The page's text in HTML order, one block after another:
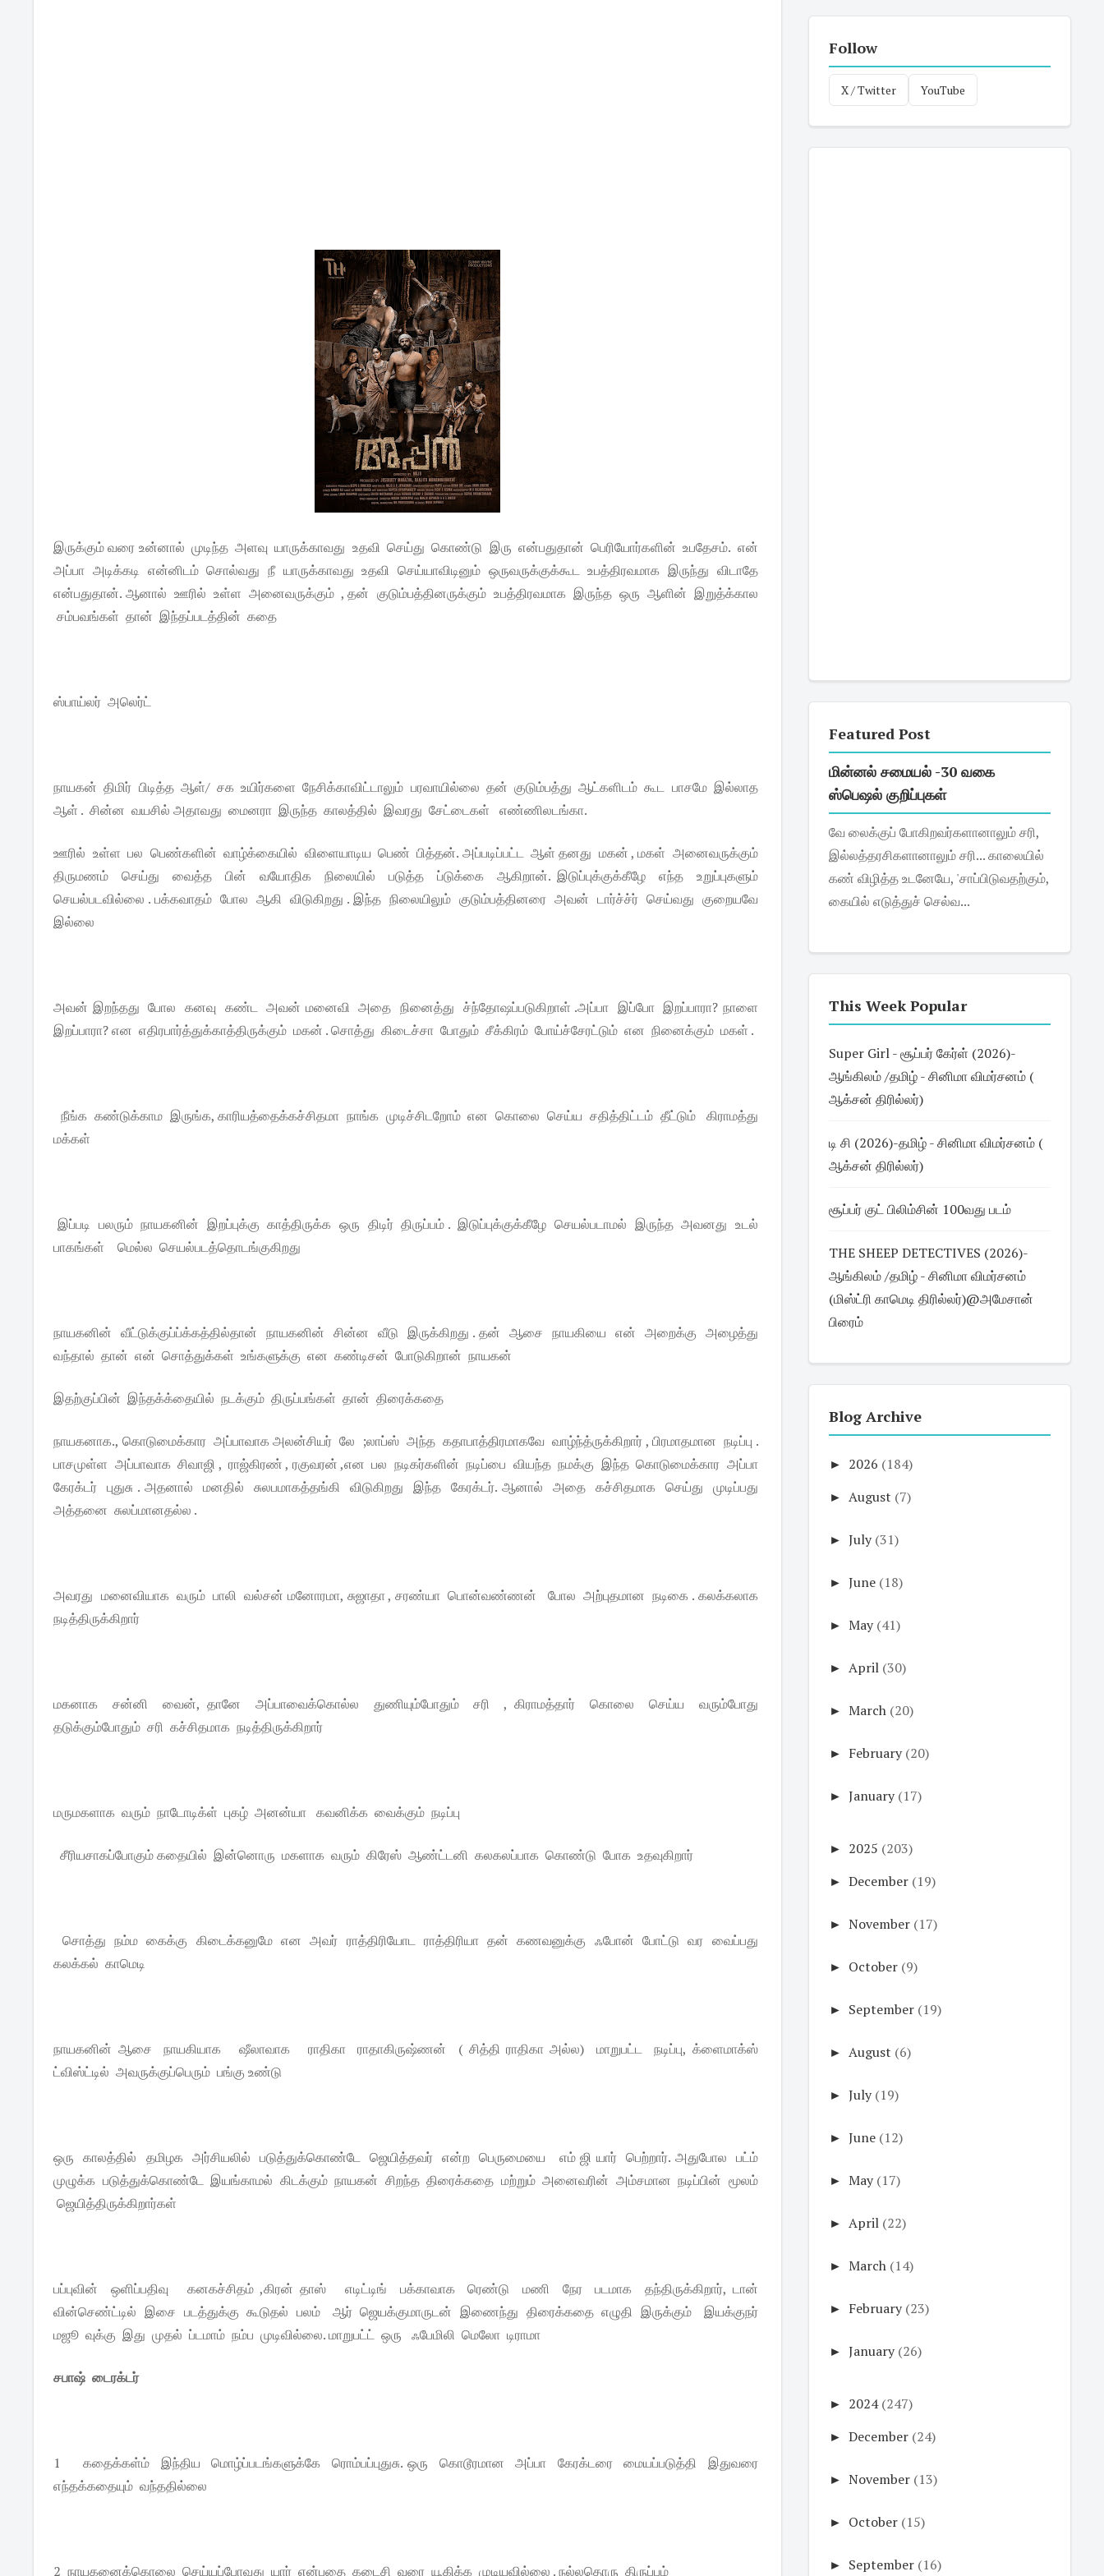
இருக்கும் வரை உன்னால் முடிந்த அளவு யாருக்காவது உதவி செய்து கொண்டு இரு என்பதுதான் பெரியோர்களின் உபதேசம். என்
அப்பா அடிக்கடி என்னிடம் சொல்வது நீ யாருக்காவது உதவி செய்யாவிடினும் ஒருவருக்குக்கூட உபத்திரவமாக இருந்து விடாதே
என்பதுதான். ஆனால் ஊரில் உள்ள அனைவருக்கும் , தன் குடும்பத்தினருக்கும் உபத்திரவமாக இருந்த ஒரு ஆளின் இறுத்க்கால
சம்பவங்கள் தான் இந்தப்படத்தின் கதை
ஸ்பாய்லர் அலெர்ட்
நாயகன் திமிர் பிடித்த ஆள்/ சக உயிர்களை நேசிக்காவிட்டாலும் பரவாயில்லை தன் குடும்பத்து ஆட்களிடம் கூட பாசமே இல்லாத
ஆள் . சின்ன வயசில் அதாவது மைனரா இருந்த காலத்தில் இவரது சேட்டைகள் எண்ணிலடங்கா.
ஊரில் உள்ள பல பெண்களின் வாழ்க்கையில் விளையாடிய பெண் பித்தன். அப்படிப்பட்ட ஆள் தனது மகன் , மகள் அனைவருக்கும்
திருமணம் செய்து வைத்த பின் வயோதிக நிலையில் படுத்த ப்டுக்கை ஆகிறான். இடுப்புக்குக்கீழே எந்த உறுப்புகளும்
செயல்படவில்லை . பக்கவாதம் போல ஆகி விடுகிறது . இந்த நிலையிலும் குடும்பத்தினரை அவன் டார்ச்ச்ர் செய்வது குறையவே
இல்லை
அவன் இறந்தது போல கனவு கண்ட அவன் மனைவி அதை நினைத்து ச்ந்தோஷப்படுகிறாள் .அப்பா இப்போ இறப்பாரா? நாளை
இறப்பாரா? என எதிரபார்த்துக்காத்திருக்கும் மகன் . சொத்து கிடைச்சா போதும் சீக்கிரம் போய்ச்சேரட்டும் என நினைக்கும் மகள் .
நீங்க கண்டுக்காம இருங்க, காரியத்தைக்கச்சிதமா நாங்க முடிச்சிடறோம் என கொலை செய்ய சதித்திட்டம் தீட்டும் கிராமத்து
மக்கள்
இப்படி பலரும் நாயகனின் இறப்புக்கு காத்திருக்க ஒரு திடிர் திருப்பம் . இடுப்புக்குக்கீழே செயல்படாமல் இருந்த அவனது உடல்
பாகங்கள் மெல்ல செயல்படத்தொடங்குகிறது
நாயகனின் வீட்டுக்குப்ப்க்கத்தில்தான் நாயகனின் சின்ன வீடு இருக்கிறது . தன் ஆசை நாயகியை என் அறைக்கு அழைத்து
வந்தால் தான் என் சொத்துக்கள் உங்களுக்கு என கண்டிசன் போடுகிறான் நாயகன்
இதற்குப்பின் இந்தக்க்தையில் நடக்கும் திருப்பங்கள் தான் திரைக்கதை
நாயகனாக., கொடுமைக்கார அப்பாவாக அலன்சியர் லே ;லாப்ஸ் அந்த கதாபாத்திரமாகவே வாழ்ந்த்ருக்கிறார் , பிரமாதமான நடிப்பு .
பாசமுள்ள அப்பாவாக சிவாஜி , ராஜ்கிரண் , ரகுவரன் ,என பல நடிகர்களின் நடிப்பை வியந்த நமக்கு இந்த கொடுமைக்கார அப்பா
கேரக்டர் புதுசு . அதனால் மனதில் சுலபமாகத்தங்கி விடுகிறது இந்த கேரக்டர். ஆனால் அதை கச்சிதமாக செய்து முடிப்பது
அத்தனை சுலப்மானதல்ல .
அவரது மனைவியாக வரும் பாலி வல்சன் மனோரமா, சுஜாதா , சரண்யா பொன்வண்ணன் போல அற்புதமான நடிகை . கலக்கலாக
நடித்திருக்கிறார்
மகனாக சன்னி வைன், தானே அப்பாவைக்கொல்ல துணியும்போதும் சரி , கிராமத்தார் கொலை செய்ய வரும்போது
தடுக்கும்போதும் சரி கச்சிதமாக நடித்திருக்கிறார்
மருமகளாக வரும் நாடோடிக்ள் புகழ் அனன்யா கவனிக்க வைக்கும் நடிப்பு
சீரியசாகப்போகும் கதையில் இன்னொரு மகளாக வரும் கிரேஸ் ஆண்ட்டனி கலகலப்பாக கொண்டு போக உதவுகிறார்
சொத்து நம்ம கைக்கு கிடைக்கனுமே என அவர் ராத்திரியோட ராத்திரியா தன் கணவனுக்கு ஃபோன் போட்டு வர வைப்பது
கலக்கல் காமெடி
நாயகனின் ஆசை நாயகியாக ஷீலாவாக ராதிகா ராதாகிருஷ்ணன் ( சித்தி ராதிகா அல்ல) மாறுபட்ட நடிப்பு, க்ளைமாக்ஸ்
ட்விஸ்ட்டில் அவருக்குப்பெரும் பங்கு உண்டு
ஒரு காலத்தில் தமிழக அர்சியலில் படுத்துக்கொண்டே ஜெயித்தவர் என்ற பெருமையை எம் ஜி யார் பெற்றார். அதுபோல பட்ம்
முழுக்க படுத்துக்கொண்டே இயங்காமல் கிடக்கும் நாயகன் சிறந்த திரைக்கதை மற்றும் அனைவரின் அம்சமான நடிப்பின் மூலம்
ஜெயித்திருக்கிறார்கள்
பப்புவின் ஒளிப்பதிவு கனகச்சிதம் ,கிரன் தாஸ் எடிட்டிங் பக்காவாக ரெண்டு மணி நேர படமாக தந்திருக்கிறார், டான்
வின்செண்ட்டில் இசை படத்துக்கு கூடுதல் பலம் ஆர் ஜெயக்குமாருடன் இணைந்து திரைக்கதை எழுதி இருக்கும் இயக்குநர்
மஜூ வுக்கு இது முதல் ப்டமாம் நம்ப முடிவில்லை. மாறுபட்ட் ஒரு ஃபேமிலி மெலோ டிராமா
சபாஷ் டைரக்டர்
1 கதைக்கள்ம் இந்திய மொழ்ப்படங்களுக்கே ரொம்பப்புதுசு. ஒரு கொடூரமான அப்பா கேரக்டரை மையப்படுத்தி இதுவரை
எந்தக்கதையும் வந்ததில்லை
2 நாயகனைக்கொலை செய்யப்போவது யார் என்பதை கடைசி வரை யூகிக்க முடியவில்லை . நல்லதொரு திருப்பம்
Follow
X / Twitter YouTube
Featured Post
மின்னல் சமையல் -30 வகை
ஸ்பெஷல் குறிப்புகள்
வே லைக்குப் போகிறவர்களானாலும் சரி,
இல்லத்தரசிகளானாலும் சரி... காலையில்
கண் விழித்த உடனேயே, 'சாப்பிடுவதற்கும்,
கையில் எடுத்துச் செல்வ...
This Week Popular
Super Girl - சூப்பர் கேர்ள் (2026)-
ஆங்கிலம் /தமிழ் - சினிமா விமர்சனம் (
ஆக்சன் திரில்லர்)
டி சி (2026)-தமிழ் - சினிமா விமர்சனம் (
ஆக்சன் திரில்லர்)
சூப்பர் குட் பிலிம்சின் 100வது படம்
THE SHEEP DETECTIVES (2026)-
ஆங்கிலம் /தமிழ் - சினிமா விமர்சனம்
(மிஸ்ட்ரி காமெடி திரில்லர்)@அமேசான்
பிரைம்
Blog Archive
► 2026 (184)
► August (7)
► July (31)
► June (18)
► May (41)
► April (30)
► March (20)
► February (20)
► January (17)
► 2025 (203)
► December (19)
► November (17)
► October (9)
► September (19)
► August (6)
► July (19)
► June (12)
► May (17)
► April (22)
► March (14)
► February (23)
► January (26)
► 2024 (247)
► December (24)
► November (13)
► October (15)
► September (16)